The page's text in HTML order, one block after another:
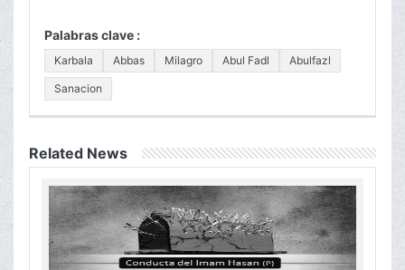
Palabras clave :
Karbala Abbas Milagro Abul Fadl Abulfazl
Sanacion
Related News